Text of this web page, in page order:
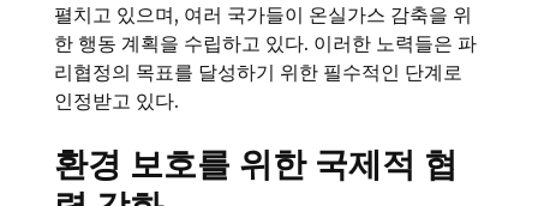
펼치고 있으며, 여러 국가들이 온실가스 감축을 위
한 행동 계획을 수립하고 있다. 이러한 노력들은 파
리협정의 목표를 달성하기 위한 필수적인 단계로
인정받고 있다.
환경 보호를 위한 국제적 협